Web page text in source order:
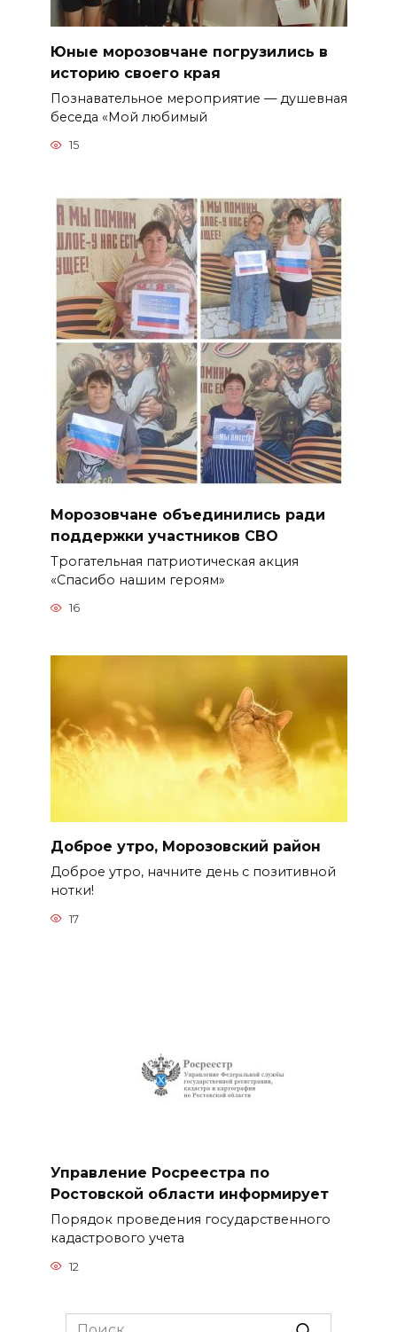
Юные морозовчане погрузились в
историю своего края
Познавательное мероприятие — душевная
беседа «Мой любимый
15
Морозовчане объединились ради
поддержки участников СВО
Трогательная патриотическая акция
«Спасибо нашим героям»
16
Доброе утро, Морозовский район
Доброе утро, начните день с позитивной
нотки!
17
Управление Росреестра по
Ростовской области информирует
Порядок проведения государственного
кадастрового учета
12
Search